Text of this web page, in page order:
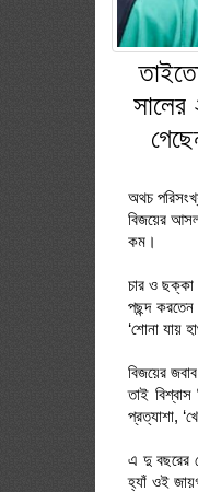
সালের
অথচ
বিজয়ের
কম।
চার ও ছক্কা
পছন্দ
‘শোনা যায়
বিজয়ের
তাই
প্রত্যাশা,
এ দু বছরের
হ্যাঁ ওই